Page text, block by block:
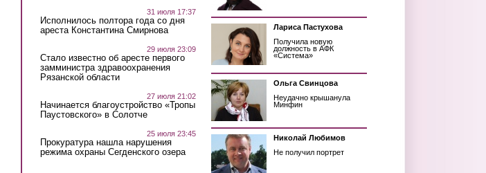
31 июля 17:37
Исполнилось полтора года со дня
ареста Константина Смирнова
29 июля 23:09
Стало известно об аресте первого
замминистра здравоохранения
Рязанской области
27 июля 21:02
Начинается благоустройство «Тропы
Паустовского» в Солотче
25 июля 23:45
Прокуратура нашла нарушения
режима охраны Сегденского озера
Лариса Пастухова
Получила новую
должность в АФК
«Система»
Ольга Свинцова
Неудачно крышанула
Минфин
Николай Любимов
Не получил портрет